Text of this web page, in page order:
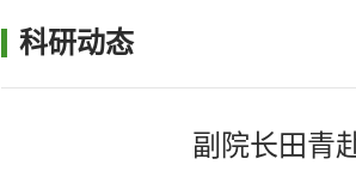
科研动态
副院长田青